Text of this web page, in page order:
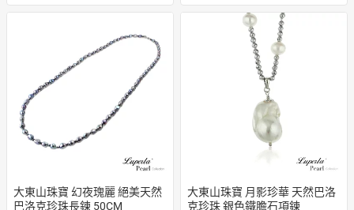
大東山珠寶 幻夜瑰麗 絕美天然
巴洛克珍珠長鍊 50CM
大東山珠寶 月影珍華 天然巴洛
克珍珠 銀色鐵膽石項鍊